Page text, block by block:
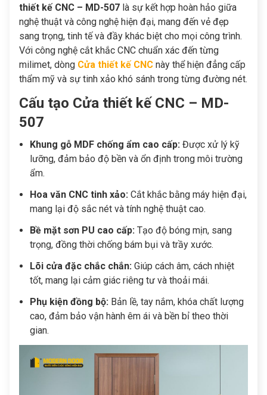
thiết kế CNC – MD-507 là sự kết hợp hoàn hảo giữa
nghệ thuật và công nghệ hiện đại, mang đến vẻ đẹp
sang trọng, tinh tế và đầy khác biệt cho mọi công trình.
Với công nghệ cắt khắc CNC chuẩn xác đến từng
milimet, dòng Cửa thiết kế CNC này thể hiện đẳng cấp
thẩm mỹ và sự tinh xảo khó sánh trong từng đường nét.
Cấu tạo Cửa thiết kế CNC – MD-
507
Khung gỗ MDF chống ẩm cao cấp: Được xử lý kỹ
lưỡng, đảm bảo độ bền và ổn định trong môi trường
ẩm.
Hoa văn CNC tinh xảo: Cắt khắc bằng máy hiện đại,
mang lại độ sắc nét và tính nghệ thuật cao.
Bề mặt sơn PU cao cấp: Tạo độ bóng mịn, sang
trọng, đồng thời chống bám bụi và trầy xước.
Lõi cửa đặc chắc chắn: Giúp cách âm, cách nhiệt
tốt, mang lại cảm giác riêng tư và thoải mái.
Phụ kiện đồng bộ: Bản lề, tay nắm, khóa chất lượng
cao, đảm bảo vận hành êm ái và bền bỉ theo thời
gian.